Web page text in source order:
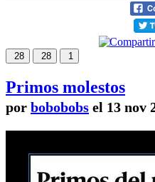
28 28 1
Primos molestos
por bobobobs el 13 nov